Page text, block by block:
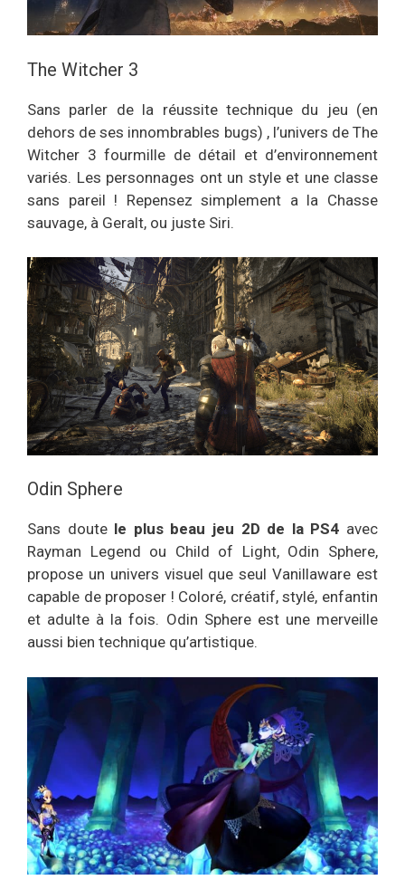
The Witcher 3
Sans parler de la réussite technique du jeu (en
dehors de ses innombrables bugs) , l’univers de The
Witcher 3 fourmille de détail et d’environnement
variés. Les personnages ont un style et une classe
sans pareil ! Repensez simplement a la Chasse
sauvage, à Geralt, ou juste Siri.
Odin Sphere
Sans doute le plus beau jeu 2D de la PS4 avec
Rayman Legend ou Child of Light, Odin Sphere,
propose un univers visuel que seul Vanillaware est
capable de proposer ! Coloré, créatif, stylé, enfantin
et adulte à la fois. Odin Sphere est une merveille
aussi bien technique qu’artistique.